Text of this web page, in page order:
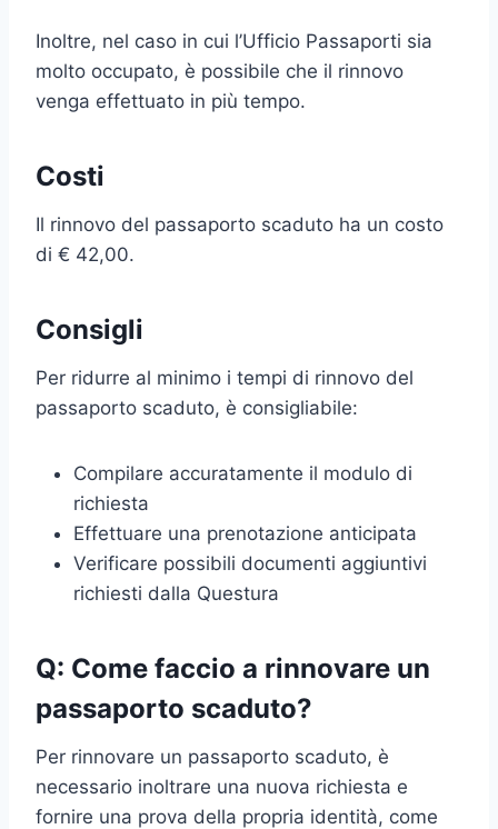
Inoltre, nel caso in cui l’Ufficio Passaporti sia
molto occupato, è possibile che il rinnovo
venga effettuato in più tempo.
Costi
Il rinnovo del passaporto scaduto ha un costo
di € 42,00.
Consigli
Per ridurre al minimo i tempi di rinnovo del
passaporto scaduto, è consigliabile:
Compilare accuratamente il modulo di
richiesta
Effettuare una prenotazione anticipata
Verificare possibili documenti aggiuntivi
richiesti dalla Questura
Q: Come faccio a rinnovare un
passaporto scaduto?
Per rinnovare un passaporto scaduto, è
necessario inoltrare una nuova richiesta e
fornire una prova della propria identità, come